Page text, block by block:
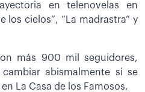
en telenovelas en
los cielos”, “La madrastra” y
más 900 mil seguidores,
abismalmente si se
La Casa de los Famosos.